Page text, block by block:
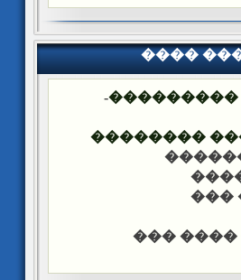
����
��������
-
���� �����
-���
-
-
-���